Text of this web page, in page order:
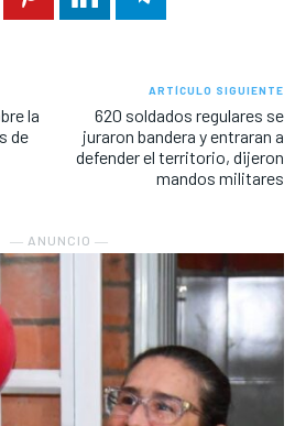
la
de
ARTÍCULO SIGUIENTE
620 soldados regulares se
juraron bandera y entraran a
defender el territorio, dijeron
mandos militares
― ANUNCIO ―